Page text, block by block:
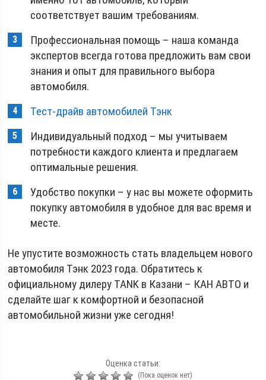
соответствует вашим требованиям.
Профессиональная помощь – наша команда
экспертов всегда готова предложить вам свои
знания и опыт для правильного выбора
автомобиля.
Тест-драйв автомобилей Тэнк
Индивидуальный подход – мы учитываем
потребности каждого клиента и предлагаем
оптимальные решения.
Удобство покупки – у нас вы можете оформить
покупку автомобиля в удобное для вас время и
месте.
Не упустите возможность стать владельцем нового
автомобиля Тэнк 2023 года. Обратитесь к
официальному дилеру TANK в Казани – КАН АВТО и
сделайте шаг к комфортной и безопасной
автомобильной жизни уже сегодня!
Оценка статьи:
(Пока оценок нет)